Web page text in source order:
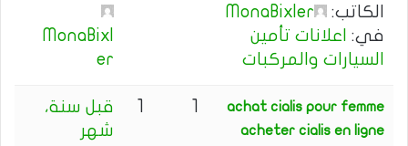
الكاتب:
MonaBixler
في: اعلانات تأمين
السيارات والمركبات
MonaBixl
er
achat cialis pour femme
acheter cialis en ligne
قبل سنة،
شهر